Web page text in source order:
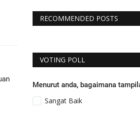
RECOMMENDED POSTS
VOTING POLL
Menurut anda, bagaimana
Sangat Baik